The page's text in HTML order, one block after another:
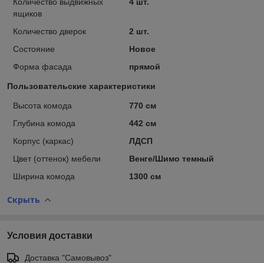
ящиков
Количество дверок
2 шт.
Состояние
Новое
Форма фасада
прямой
Пользовательские характеристики
Высота комода
770 см
Глубина комода
442 см
Корпус (каркас)
ЛДСП
Цвет (оттенок) мебели
Венге/Шимо темный
Ширина комода
1300 см
Скрыть
Условия доставки
Доставка "Самовывоз"